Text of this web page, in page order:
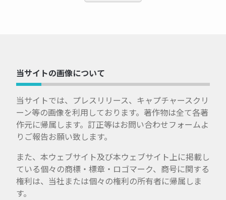
当サイトの画像について
当サイトでは、プレスリリース、キャプチャースクリ
ーン等の画像を利用しております。著作物は全て各著
作元に帰属します。訂正等はお問い合わせフォームよ
りご報告お願い致します。
また、本ウェブサイト及び本ウェブサイト上に掲載し
ている個々の商標・標章・ロゴマーク、商号に関する
権利は、当社または個々の権利の所有者に帰属しま
す。